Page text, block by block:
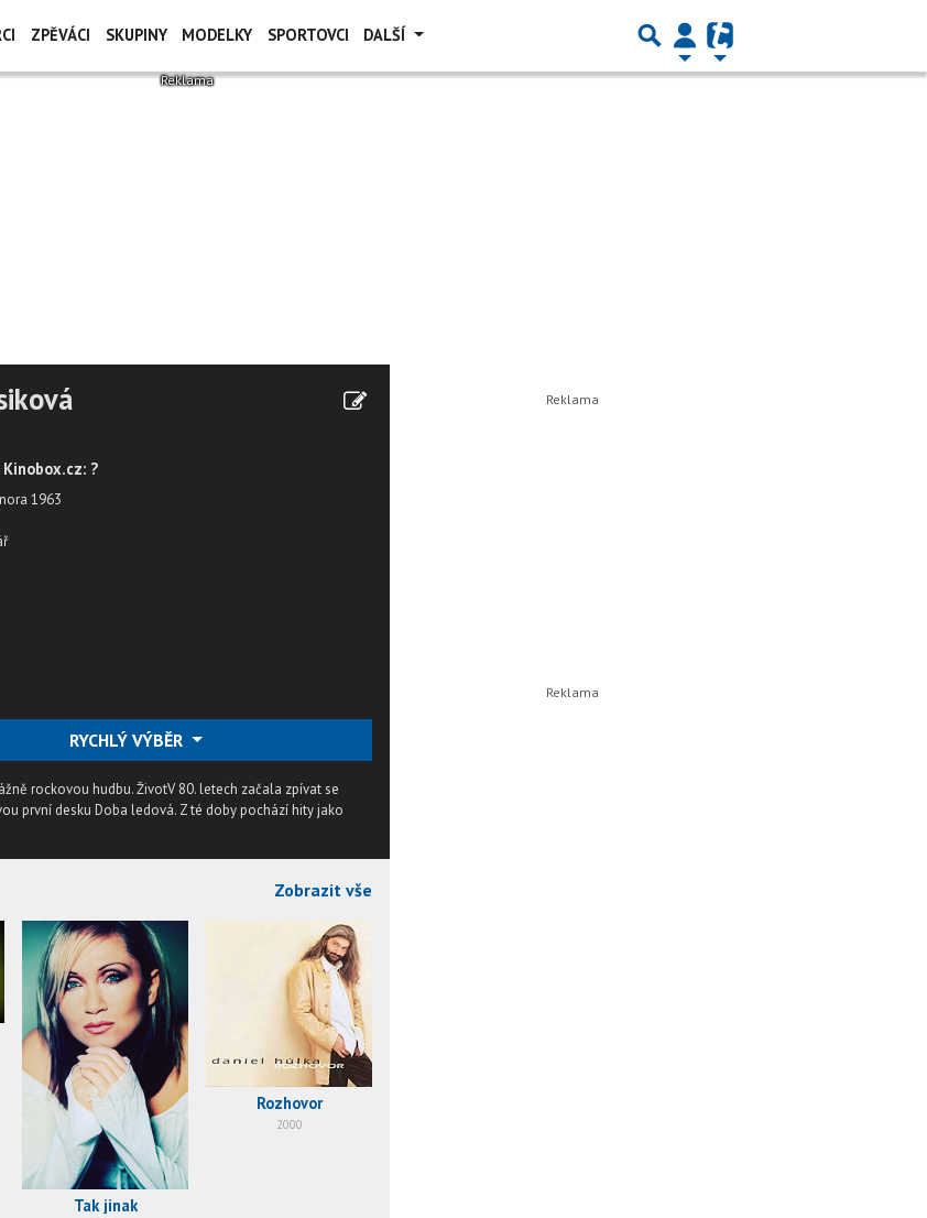
ZPĚVÁCI SKUPINY MODELKY SPORTOVCI DALŠÍ
?
1963
RYCHLÝ VÝBĚR
rockovou hudbu. ŽivotV 80. letech začala zpívat se
první desku Doba ledová. Z té doby pochází hity jako
Zobrazit vše
Tak jinak
Rozhovor
2000